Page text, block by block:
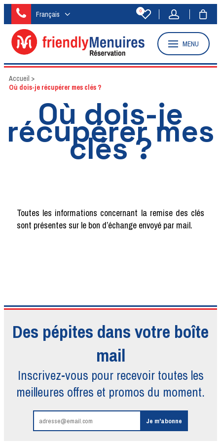
Français 0
MENU
Accueil >
Où dois-je récupérer mes clés ?
Où dois-je
récupérer mes
clés ?
Toutes les informations concernant la remise des clés
sont présentes sur le bon d’échange envoyé par mail.
Des pépites dans votre boîte
mail
Inscrivez-vous pour recevoir toutes les
meilleures offres et promos du moment.